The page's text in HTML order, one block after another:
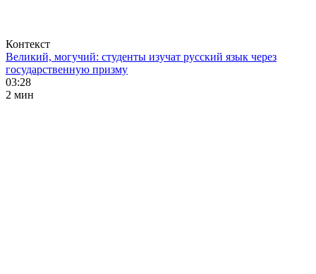
Контекст
Великий, могучий: студенты изучат русский язык через
государственную призму
03:28
2 мин